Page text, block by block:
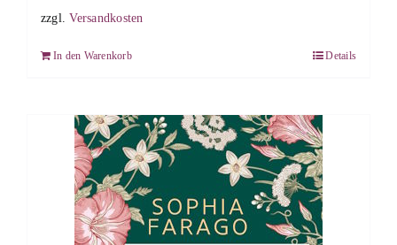
zzgl.Versandkosten
In den Warenkorb Details